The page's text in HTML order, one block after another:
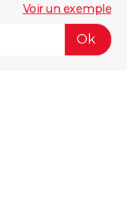
Voir un exemple